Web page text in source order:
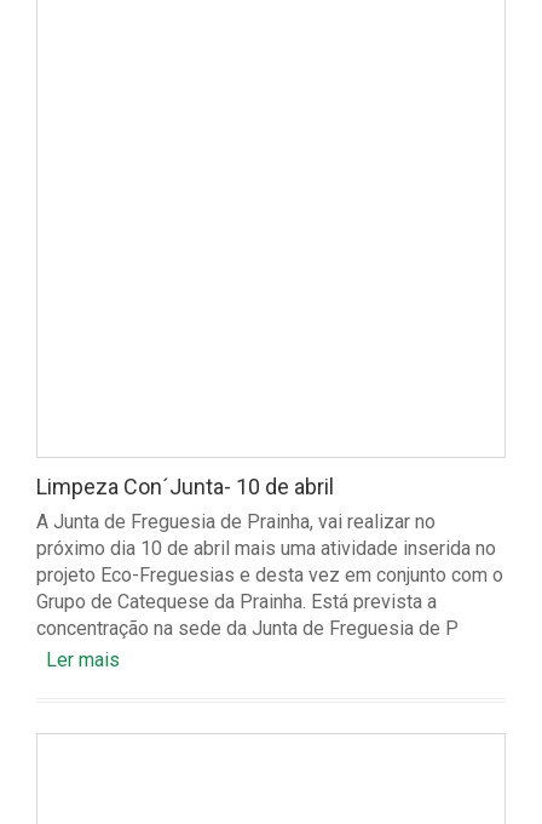
Limpeza Con´Junta- 10 de abril
A Junta de Freguesia de Prainha, vai realizar no
próximo dia 10 de abril mais uma atividade inserida no
projeto Eco-Freguesias e desta vez em conjunto com o
Grupo de Catequese da Prainha. Está prevista a
concentração na sede da Junta de Freguesia de P
Ler mais